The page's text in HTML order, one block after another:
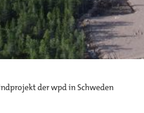
der wpd in Schweden